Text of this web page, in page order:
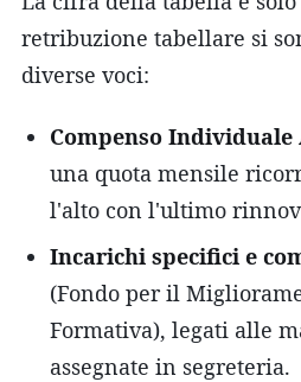
retribuzione tabellare si
diverse voci:
Compenso Individuale
una quota mensile
l'alto con l'ultimo
Incarichi specifici e
(Fondo per il
Formativa), legati alle
assegnate in segreteria.